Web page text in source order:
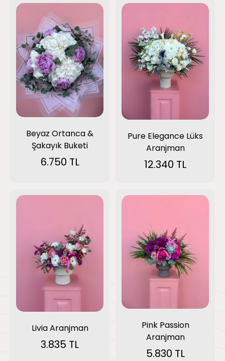
Beyaz Ortanca &
Şakayık Buketi
6.750 TL
Pure Elegance Lüks
Aranjman
12.340 TL
Livia Aranjman
3.835 TL
Pink Passion
Aranjman
5.830 TL